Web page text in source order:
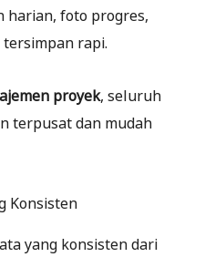
harian, foto progres,
rapi.
proyek, seluruh
terpusat dan mudah
Konsisten
yang konsisten dari